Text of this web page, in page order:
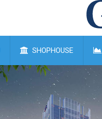
SHOPHOUSE